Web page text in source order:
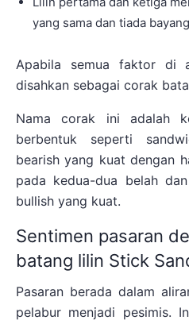
yang sama dan tiada
Apabila semua faktor di
disahkan sebagai corak
Nama corak ini adalah
berbentuk seperti
bearish yang kuat dengan
pada kedua-dua belah
bullish yang kuat.
Sentimen pasaran
batang lilin Stick
Pasaran berada dalam
pelabur menjadi pesimis.